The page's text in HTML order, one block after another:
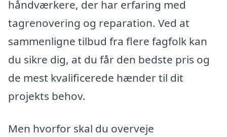
håndværkere, der har erfaring med
tagrenovering og reparation. Ved at
sammenligne tilbud fra flere fagfolk kan
du sikre dig, at du får den bedste pris og
de mest kvalificerede hænder til dit
projekts behov.
Men hvorfor skal du overveje